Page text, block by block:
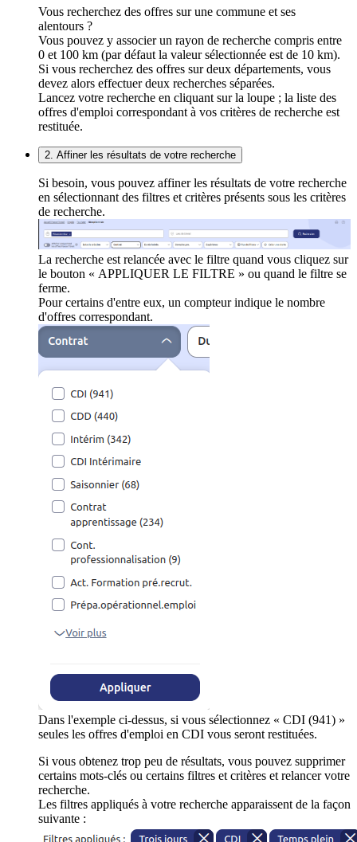
Vous recherchez des offres sur une commune et ses
alentours ?
Vous pouvez y associer un rayon de recherche compris entre
0 et 100 km (par défaut la valeur sélectionnée est de 10 km).
Si vous recherchez des offres sur deux départements, vous
devez alors effectuer deux recherches séparées.
Lancez votre recherche en cliquant sur la loupe ; la liste des
offres d'emploi correspondant à vos critères de recherche est
restituée.
2. Affiner les résultats de votre recherche
Si besoin, vous pouvez affiner les résultats de votre recherche
en sélectionnant des filtres et critères présents sous les critères
de recherche.
La recherche est relancée avec le filtre quand vous cliquez sur
le bouton « APPLIQUER LE FILTRE » ou quand le filtre se
ferme.
Pour certains d'entre eux, un compteur indique le nombre
d'offres correspondant.
Dans l'exemple ci-dessus, si vous sélectionnez « CDI (941) »
seules les offres d'emploi en CDI vous seront restituées.
Si vous obtenez trop peu de résultats, vous pouvez supprimer
certains mots-clés ou certains filtres et critères et relancer votre
recherche.
Les filtres appliqués à votre recherche apparaissent de la façon
suivante :